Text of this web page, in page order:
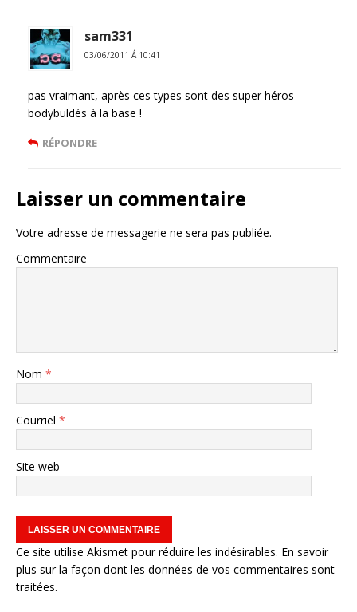
sam331
03/06/2011 Á 10:41
pas vraimant, après ces types sont des super héros
bodybuldés à la base !
RÉPONDRE
Laisser un commentaire
Votre adresse de messagerie ne sera pas publiée.
Commentaire
Nom *
Courriel *
Site web
Ce site utilise Akismet pour réduire les indésirables. En savoir
plus sur la façon dont les données de vos commentaires sont
traitées.